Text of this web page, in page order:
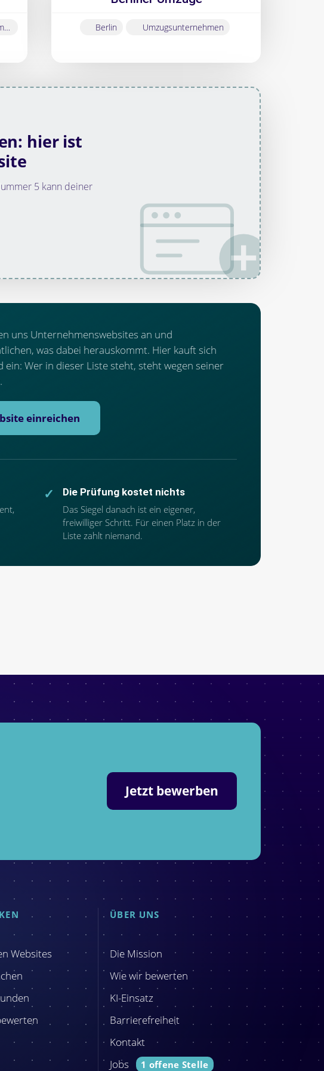
Umzugsunternehmen Berlin Umzugsunternehmen
hier ist
5 kann deiner
uns Unternehmenswebsites an und
was dabei herauskommt. Hier kauft sich
ein: Wer in dieser Liste steht, steht wegen seiner
einreichen
Die Prüfung kostet nichts
Das Siegel danach ist ein eigener,
freiwilliger Schritt. Für einen Platz in der
Liste zahlt niemand.
Jetzt bewerben
Websites
ÜBER UNS
Die Mission
Wie wir bewerten
KI-Einsatz
Barrierefreiheit
Kontakt
Jobs
1 offene Stelle